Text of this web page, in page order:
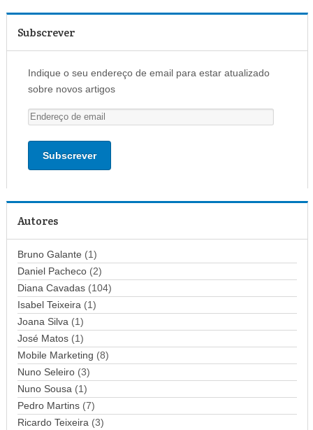
Subscrever
Indique o seu endereço de email para estar atualizado
sobre novos artigos
E
n
d
o
d
e
e
m
a
i
l
Autores
Bruno Galante (1)
Daniel Pacheco(2)
Diana Cavadas(104)
Isabel Teixeira (1)
Joana Silva (1)
José Matos(1)
Mobile Marketing (8)
Nuno Seleiro(3)
Nuno Sousa (1)
Pedro Martins(7)
Ricardo Teixeira (3)